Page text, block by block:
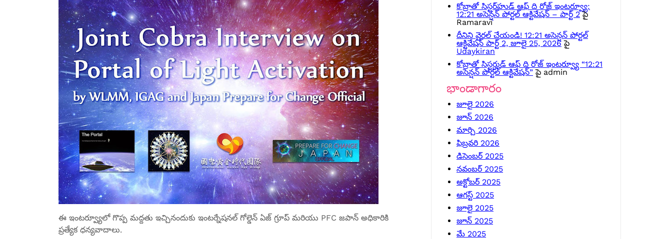
ఈ ఇంటర్వ్యూలో గొప్ప మద్దతు ఇచ్చినందుకు ఇంటర్నేషనల్ గోల్డెన్ ఏజ్ గ్రూప్ మరియు PFC జపాన్ అధికారికి
ప్రత్యేక ధన్యవాదాలు.
కోబ్రాతో సిస్టర్‌హుడ్ ఆఫ్ ది రోజ్ ఇంటర్వ్యూ:
12:21 అసెన్షన్ పోర్టల్ ఆక్టివేషన్ – పార్ట్ 2పై
Ramaravi
దీనిని వైరల్ చేయండి! 12:21 అసెన్షన్ పోర్టల్
ఆక్టివేషన్ పార్ట్ 2, జూలై 25, 2026 పై
Udaykiran
కోబ్రాతో సిస్టర్హుడ్ ఆఫ్ ది రోజ్ ఇంటర్వ్యూ “12:21
అసెన్షన్ పోర్టల్ ఆక్టివేషన్” పై admin
భాండాగారం
జూలై 2026
జూన్ 2026
మార్చి 2026
ఫిబ్రవరి 2026
డిసెంబర్ 2025
నవంబర్ 2025
అక్టోబర్ 2025
ఆగస్ట్ 2025
జూలై 2025
జూన్ 2025
మే 2025